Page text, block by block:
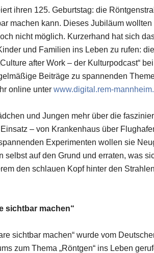
ihren 125. Geburtstag: die
machen kann. Dieses Jubiläum
nicht möglich. Kurzerhand hat sich
und Familien ins Leben zu rufen:
after Work – der Kulturpodcast“
Beiträge zu spannenden
online unter www.digital.rem-
und Jungen mehr über die
– von Krankenhaus über
Experimenten wollen sie
auf den Grund und erraten, was
den schlauen Kopf hinter den
sichtbar machen“
sichtbar machen“ wurde vom
zum Thema „Röntgen“ ins Leben